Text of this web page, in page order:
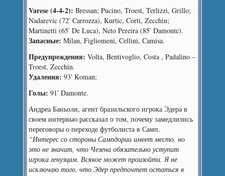
Varese (4-4-2): Bressan; Pucino, Troest, Terlizzi, Grillo;
Nadarevic (72′ Carrozza), Kurtic, Corti, Zecchin;
Martinetti (65′ De Luca), Neto Pereira (85′ Damonte).
Запасные:Milan, Figliomeni, Cellini, Camisa.
Предупреждения: Volta, Bentivoglio, Costa , Padalino –
Troest, Zecchin.
Удаления: 93′ Koman;
Голы: 91′ Damonte.
Андреа Баньоли, агент бразильского игрока Эдера в
своем интервью рассказал о том, почему замедлились
переговоры о переходе футболиста в Самп.
“Интерес со стороны Сампдории имеет место, но
это не значит, что Чезена обязательно уступит
игрока генузцам. Всякое может произойти. Я не
исключаю того, что Эдер предпочтет остаться в